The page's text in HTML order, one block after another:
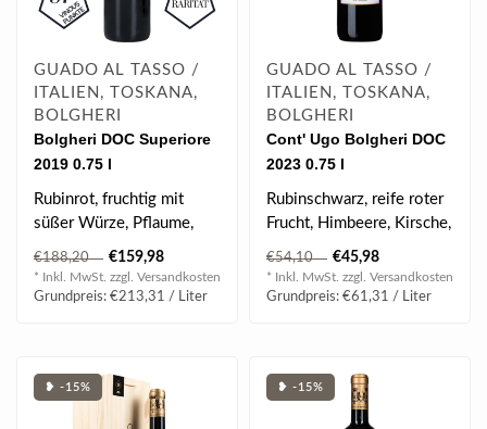
GUADO AL TASSO /
ITALIEN, TOSKANA,
BOLGHERI
Bolgheri DOC Superiore
2019 0.75 l
Rubinrot, fruchtig mit
süßer Würze, Pflaume,
Blaubeerkonfitüre, Leder,
Süß..
€188,20 €159,98
* Inkl. MwSt. zzgl. Versandkosten
Grundpreis: €213,31 / Liter
GUADO AL TASSO /
ITALIEN, TOSKANA,
BOLGHERI
Cont' Ugo Bolgheri DOC
2023 0.75 l
Rubinschwarz, reife roter
Frucht, Himbeere, Kirsche,
süßes Gewürz, seidig gla..
€54,10 €45,98
* Inkl. MwSt. zzgl. Versandkosten
Grundpreis: €61,31 / Liter
❥ -15% ❥ -15%